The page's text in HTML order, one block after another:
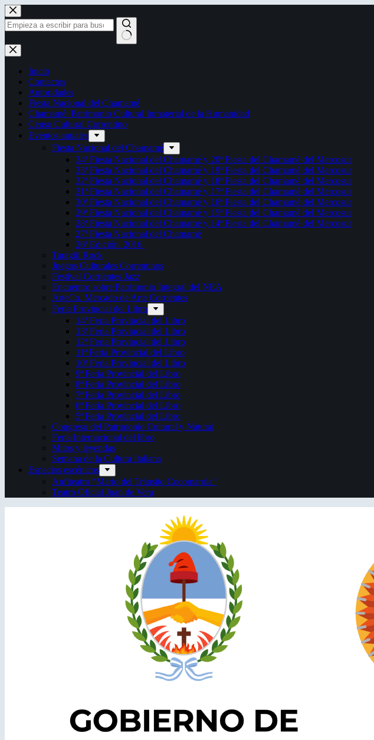
Saltar
al
contenido
Sin
resultados
Inicio
Contactos
Autoridades
Fiesta Nacional del Chamamé
Chamamé: Patrimonio Cultural Inmaterial de la Humanidad
Censo Cultural Correntino
Eventos anuales
Fiesta Nacional del Chamamé
34ª Fiesta Nacional del Chamamé y 20ª Fiesta del Chamamé del Mercosur
33ª Fiesta Nacional del Chamamé y 19ª Fiesta del Chamamé del Mercosur
32ª Fiesta Nacional del Chamamé y 18ª Fiesta del Chamamé del Mercosur
31ª Fiesta Nacional del Chamamé y 17ª Fiesta del Chamamé del Mercosur
30ª Fiesta Nacional del Chamamé y 16ª Fiesta del Chamamé del Mercosur
29ª Fiesta Nacional del Chamamé y 15ª Fiesta del Chamamé del Mercosur
28ª Fiesta Nacional del Chamamé y 14ª Fiesta del Chamamé del Mercosur
27ª Fiesta Nacional del Chamamé
26ª Edición. 2016.
Taragüi Rock
Juegos Culturales Correntinos
Festival Corrientes Jazz
Encuentro sobre Patrimonio Integral del NEA
ArteCo. Mercado de Arte Corrientes
Feria Provincial del Libro
14ª Feria Provincial del Libro
13ª Feria Provincial del Libro
12ª Feria Provincial del Libro
11ª Feria Provincial del Libro
10ª Feria Provincial del Libro
9ª Feria Provincial del Libro
8ª Feria Provincial del Libro
7ª Feria Provincial del Libro
6ª Feria Provincial del Libro
5ª Feria Provincial del Libro
Congreso del Patrimonio Cultural y Natural
Feria Internacional del libro
Mitos y leyendas
Semana de la Cultura Italiana
Espacios escénicos
Anfiteatro “Mario del Tránsito Cocomarola”
Teatro Oficial Juan de Vera